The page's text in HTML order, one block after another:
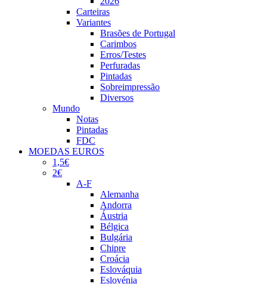
Carteiras
Variantes
Brasões de Portugal
Carimbos
Erros/Testes
Perfuradas
Pintadas
Sobreimpressão
Diversos
Mundo
Notas
Pintadas
FDC
MOEDAS EUROS
1,5€
2€
A-F
Alemanha
Andorra
Áustria
Bélgica
Bulgária
Chipre
Croácia
Eslováquia
Eslovénia